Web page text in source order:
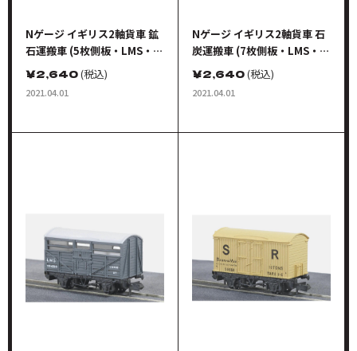
Nゲージ イギリス2軸貨車 鉱
石運搬車 (5枚側板・LMS・ラ
イトグレイ)
￥2,640(税込)
2021.04.01
Nゲージ イギリス2軸貨車 石
炭運搬車 (7枚側板・LMS・ラ
イトグレイ)
￥2,640(税込)
2021.04.01